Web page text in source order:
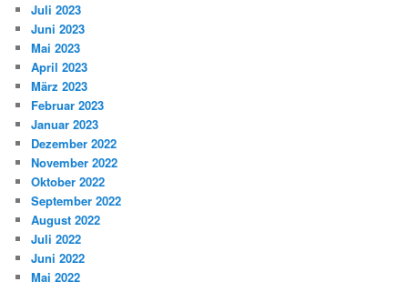
Juli 2023
Juni 2023
Mai 2023
April 2023
März 2023
Februar 2023
Januar 2023
Dezember 2022
November 2022
Oktober 2022
September 2022
August 2022
Juli 2022
Juni 2022
Mai 2022